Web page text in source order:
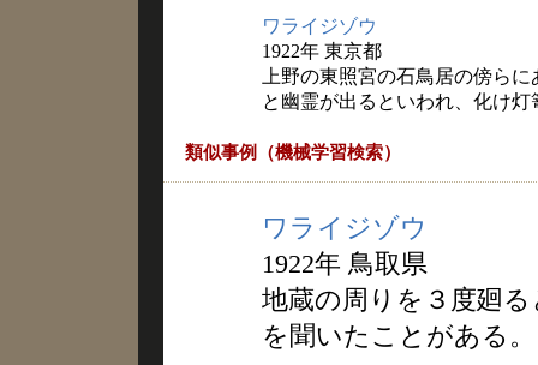
ワライジゾウ
1922年 東京都
上野の東照宮の石鳥居の傍ら
と幽霊が出るといわれ、化け灯
類似事例（機械学習検索）
ワライジゾウ
1922年 鳥取県
地蔵の周りを３度廻
を聞いたことがある。